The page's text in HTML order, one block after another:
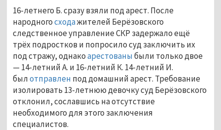
16-летнего Б. сразу взяли под арест. После
народногосходажителей Берёзовского
следственное управление СКР задержало ещё
трёх подростков и попросило суд заключить их
под стражу, однакоарестованыбыли только двое
— 14-летний А. и 16-летний К. 14-летний И.
былотправлен под домашний арест. Требование
изолировать 13-летнюю девочку суд Берёзовского
отклонил, сославшись на отсутствие
необходимого для этого заключения
специалистов.